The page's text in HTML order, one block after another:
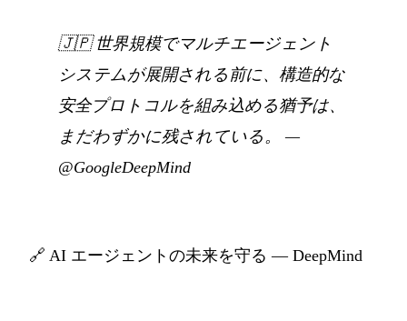
🇯🇵世界規模でマルチエージェント
システムが展開される前に、構造的な
安全プロトコルを組み込める猶予は、
まだわずかに残されている。
—
@GoogleDeepMind
🔗 AI エージェントの未来を守る — DeepMind